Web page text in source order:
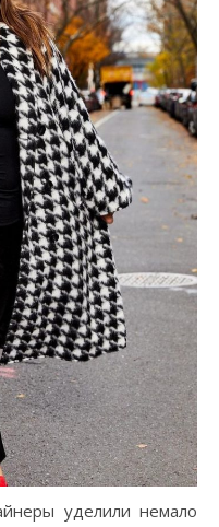
уделили немало